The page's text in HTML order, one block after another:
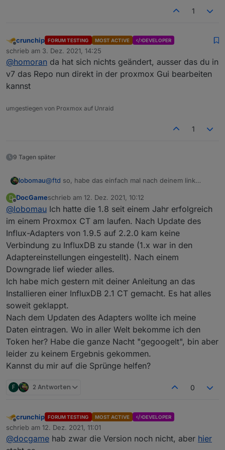
1
Offline
crunchip FORUM TESTING MOST ACTIVE DEVELOPER
schrieb am 3. Dez. 2021, 14:25
zuletzt editiert von
@homoran da hat sich nichts geändert, ausser das du in
v7 das Repo nun direkt in der proxmox Gui bearbeiten
kannst
umgestiegen von Proxmox auf Unraid
1
9 Tagen später
lobomau@ftd so, habe das einfach mal nach deinem link
sehen wie ich meine alte Datenbank aus 1.8 in 2.1
bekomme.
Anleitung sollte so klappen. habe extra nochmal
Backup eingespielt und meine Befehle oben genau
so eingegeben.
Installiert ist es schon mal. Fehlt noch die korrekte
konfiguration. Im Augenblick ist der port :8086
anderweitig in Gebrauch weshalb es (noch) einen
Fehler gibt.
Edit: Ziel/Motivation bei mir ist, alles auf Debian 11
bullseye umzustellen. Bisher ist das nur beim
Proxmox und bei einem Pi3-Slave der Fall.
Die anderen Container sind Debian 10 und InfluxDB
läuft auf Ubuntu 20:
D
Offline
DocGameschrieb am 12. Dez. 2021, 10:12
zuletzt editiert von
@lobomau Ich hatte die 1.8 seit einem Jahr erfolgreich
im einem Proxmox CT am laufen. Nach Update des
Influx-Adapters von 1.9.5 auf 2.2.0 kam keine
Verbindung zu InfluxDB zu stande (1.x war in den
Adaptereinstellungen eingestellt). Nach einem
Downgrade lief wieder alles.
Ich habe mich gestern mit deiner Anleitung an das
Installieren einer InfluxDB 2.1 CT gemacht. Es hat alles
soweit geklappt.
Nach dem Updaten des Adapters wollte ich meine
Daten eintragen. Wo in aller Welt bekomme ich den
Token her? Habe die ganze Nacht "gegoogelt", bin aber
leider zu keinem Ergebnis gekommen.
Kannst du mir auf die Sprünge helfen?
F 2 Antworten 0
Offline
crunchip FORUM TESTING MOST ACTIVE DEVELOPER
schrieb am 12. Dez. 2021, 11:01
zuletzt editiert von
@docgame hab zwar die Version noch nicht, aber hier